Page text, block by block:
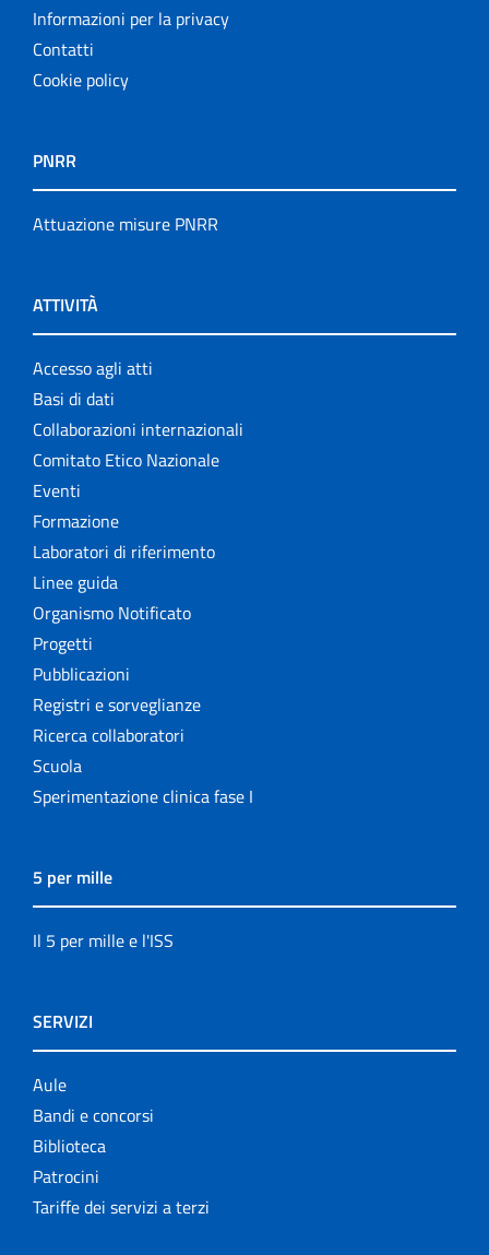
Informazioni per la privacy
Contatti
Cookie policy
PNRR
Attuazione misure PNRR
ATTIVITÀ
Accesso agli atti
Basi di dati
Collaborazioni internazionali
Comitato Etico Nazionale
Eventi
Formazione
Laboratori di riferimento
Linee guida
Organismo Notificato
Progetti
Pubblicazioni
Registri e sorveglianze
Ricerca collaboratori
Scuola
Sperimentazione clinica fase I
5 per mille
Il 5 per mille e l'ISS
SERVIZI
Aule
Bandi e concorsi
Biblioteca
Patrocini
Tariffe dei servizi a terzi